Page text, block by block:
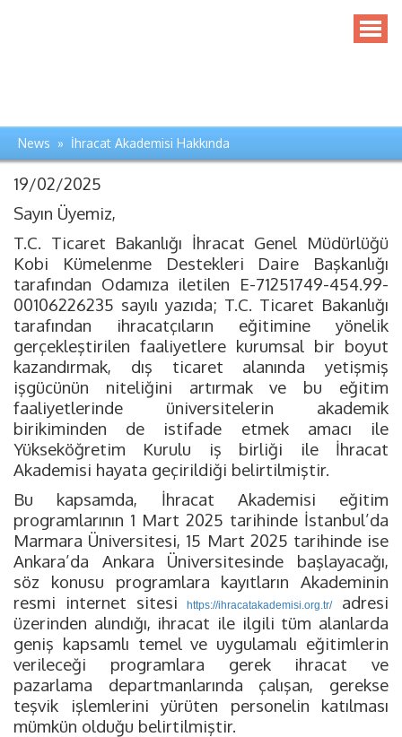
News » İhracat Akademisi Hakkında
19/02/2025
Sayın Üyemiz,
T.C. Ticaret Bakanlığı İhracat Genel Müdürlüğü
Kobi Kümelenme Destekleri Daire Başkanlığı
tarafından Odamıza iletilen E-71251749-454.99-
00106226235 sayılı yazıda; T.C. Ticaret Bakanlığı
tarafından ihracatçıların eğitimine yönelik
gerçekleştirilen faaliyetlere kurumsal bir boyut
kazandırmak, dış ticaret alanında yetişmiş
işgücünün niteliğini artırmak ve bu eğitim
faaliyetlerinde üniversitelerin akademik
birikiminden de istifade etmek amacı ile
Yükseköğretim Kurulu iş birliği ile İhracat
Akademisi hayata geçirildiği belirtilmiştir.
Bu kapsamda, İhracat Akademisi eğitim
programlarının 1 Mart 2025 tarihinde İstanbul’da
Marmara Üniversitesi, 15 Mart 2025 tarihinde ise
Ankara’da Ankara Üniversitesinde başlayacağı,
söz konusu programlara kayıtların Akademinin
resmi internet sitesihttps://ihracatakademisi.org.tr/adresi
üzerinden alındığı, ihracat ile ilgili tüm alanlarda
geniş kapsamlı temel ve uygulamalı eğitimlerin
verileceği programlara gerek ihracat ve
pazarlama departmanlarında çalışan, gerekse
teşvik işlemlerini yürüten personelin katılması
mümkün olduğu belirtilmiştir.